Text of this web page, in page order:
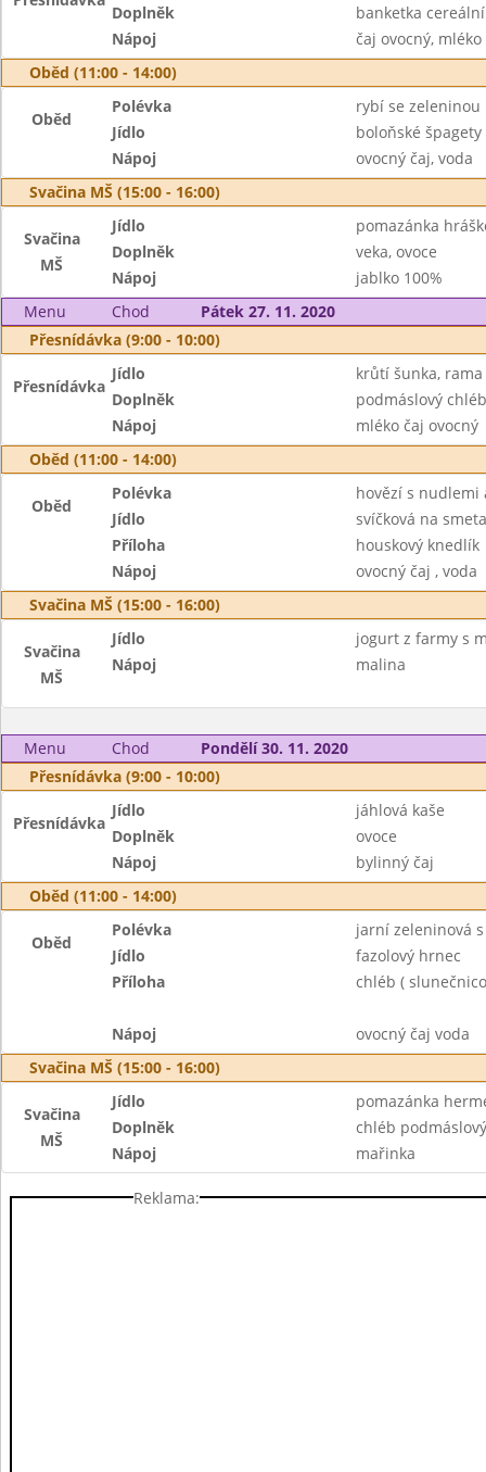
Doplněk
banketka cereální
Nápoj
čaj ovocný, mléko
Oběd (11:00 - 14:00)
Oběd
Polévka
rybí se zeleninou
Jídlo
boloňské
Nápoj
ovocný čaj, voda
Svačina MŠ (15:00 - 16:00)
Svačina
MŠ
Jídlo
pomazánka
Doplněk
veka, ovoce
Nápoj
jablko 100%
Menu
Chod
Pátek 27. 11. 2020
Přesnídávka (9:00 - 10:00)
Přesnídávka
Jídlo
krůtí šunka, rama
Doplněk
podmáslový
Nápoj
mléko čaj ovocný
Oběd (11:00 - 14:00)
Oběd
Polévka
hovězí s nudlemi
Jídlo
svíčková na
Příloha
houskový knedlík
Nápoj
ovocný čaj , voda
Svačina MŠ (15:00 - 16:00)
Svačina
MŠ
Jídlo
jogurt z farmy s
Nápoj
malina
Menu Chod
Pondělí 30. 11. 2020
Přesnídávka (9:00 - 10:00)
Přesnídávka
Jídlo
jáhlová kaše
Doplněk
ovoce
Nápoj
bylinný čaj
Oběd (11:00 - 14:00)
Oběd
Polévka
jarní zeleninová
Jídlo
fazolový hrnec
Příloha
chléb (
Nápoj
ovocný čaj voda
Svačina MŠ (15:00 - 16:00)
Svačina
MŠ
Jídlo
pomazánka
Doplněk
chléb podmáslový
Nápoj
mařinka
Reklama: